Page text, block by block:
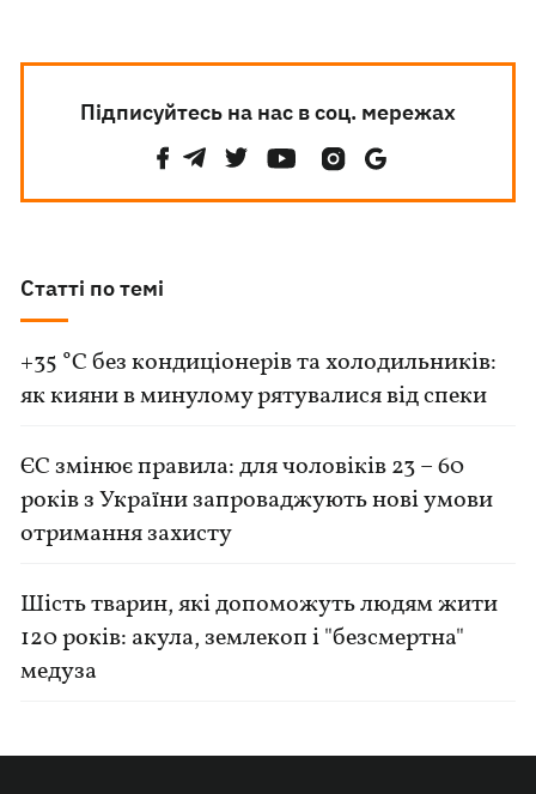
Підписуйтесь на нас в соц. мережах
Статті по темі
+35 °C без кондиціонерів та холодильників:
як кияни в минулому рятувалися від спеки
ЄС змінює правила: для чоловіків 23 – 60
років з України запроваджують нові умови
отримання захисту
Шість тварин, які допоможуть людям жити
120 років: акула, землекоп і "безсмертна"
медуза